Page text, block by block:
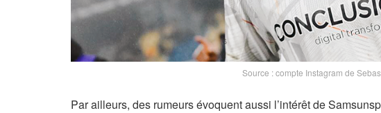
Source : compte Instagram de
Par ailleurs, des rumeurs évoquent aussi l’intérêt de